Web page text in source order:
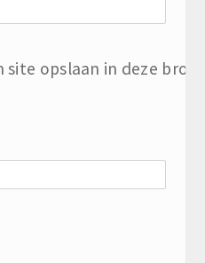
site opslaan in deze